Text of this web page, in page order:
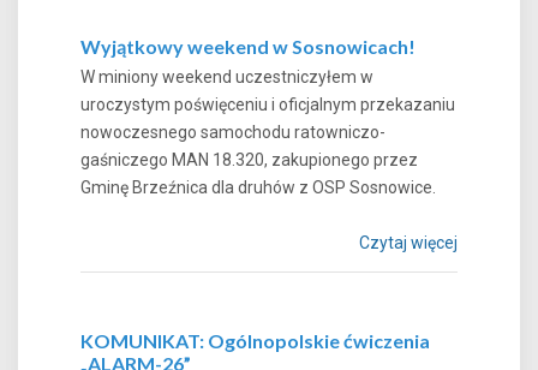
Wyjątkowy weekend w Sosnowicach!
W miniony weekend uczestniczyłem w
uroczystym poświęceniu i oficjalnym przekazaniu
nowoczesnego samochodu ratowniczo-
gaśniczego MAN 18.320, zakupionego przez
Gminę Brzeźnica dla druhów z OSP Sosnowice.
Czytaj więcej
KOMUNIKAT: Ogólnopolskie ćwiczenia
„ALARM-26”